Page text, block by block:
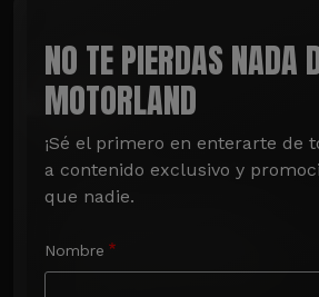
NO TE PIERDAS NADA
MOTORLAND
¡Sé el primero en enterarte de
a contenido exclusivo y
que nadie.
Nombre